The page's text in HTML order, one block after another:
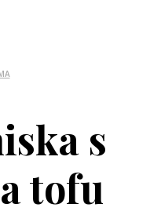
s
tofu